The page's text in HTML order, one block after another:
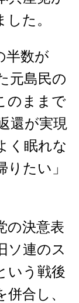
た。
半数が
元島民の
のままで
還が実現
く眠れな
たい」
の決意表
ソ連のス
いう戦後
合し、